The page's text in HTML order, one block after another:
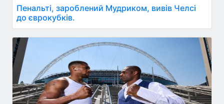
Пенальті, зароблений Мудриком, вивів Челсі
до єврокубків.